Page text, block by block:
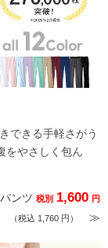
できる手軽さがう
をやさしく包ん
ンツ 税別 1,600 円
（税込 1,760 円） ≫